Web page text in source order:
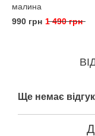
малина
990 грн 1 490 грн
Ще немає